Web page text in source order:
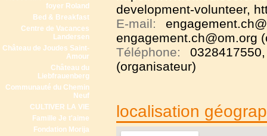
foyer Roland
Bed & Breakfast
Centre de Vacances
Landersen
Château de Joudes Saint-
Amour
Château du
Liebfrauenberg
Communauté du Chemin
Neuf
CULTIVER LA VIE
Famille Je t'aime
Fondation Morija
development-volunteer,
E-mail:
engagement.ch@om.org
Téléphone:
(organisateur)
localisation